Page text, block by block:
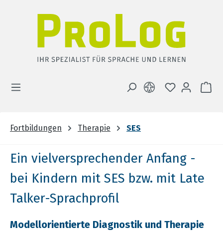
DU HAST 0
Fortbildungen Therapie SES
Ein vielversprechender Anfang -
bei Kindern mit SES bzw. mit Late
Talker-Sprachprofil
Modellorientierte Diagnostik und Therapie